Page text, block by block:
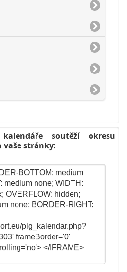
soutěží okresu
vaše stránky: